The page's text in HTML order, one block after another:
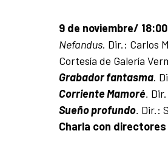
9 de noviembre/
Nefandus. Dir.: Carlos
Cortesía de Galería
Grabador fantasma.
Corriente Mamoré.
Sueño profundo. Dir.:
Charla con directores